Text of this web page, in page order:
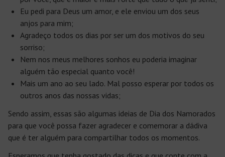
Eu pedi para Deus um amor, e ele enviou um dos seus
anjos para mim;
Agradeço todos os dias por ser um dos motivos do seu
sorriso;
Nem nos meus melhores sonhos eu poderia imaginar
alguém tão especial quanto você!
Mais um ano ao seu lado. Mal posso esperar por todos os
outros anos das nossas vidas;
Sendo assim, essas são algumas ideias de Dia dos Namorados
para que você possa fazer agradecer e comemorar a dádiva
que é ter alguém para compartilhar todos os momentos.